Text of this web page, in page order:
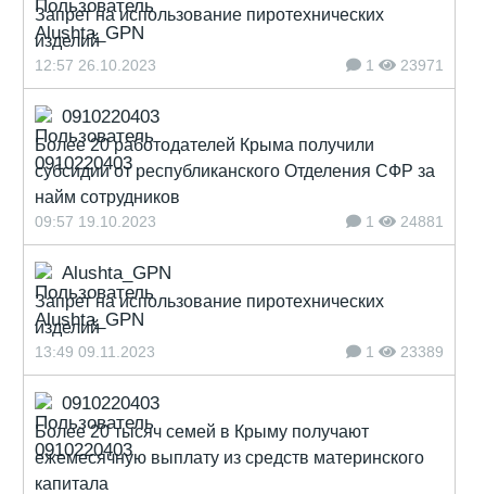
Запрет на использование пиротехнических
изделий
12:57 26.10.2023 1 23971
0910220403
Более 20 работодателей Крыма получили
субсидии от республиканского Отделения СФР за
найм сотрудников
09:57 19.10.2023 1 24881
Alushta_GPN
Запрет на использование пиротехнических
изделий
13:49 09.11.2023 1 23389
0910220403
Более 20 тысяч семей в Крыму получают
ежемесячную выплату из средств материнского
капитала